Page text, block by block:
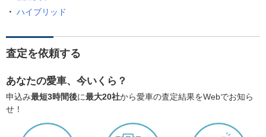
ハイブリッド
査定を依頼する
あなたの愛車、今いくら？
申込み最短3時間後に最大20社から愛車の査定結果をWebでお知ら
せ！